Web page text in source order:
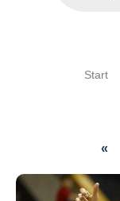
Start
«